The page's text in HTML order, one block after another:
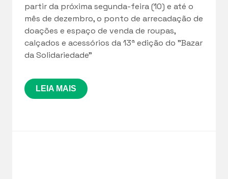
partir da próxima segunda-feira (10) e até o
mês de dezembro, o ponto de arrecadação de
doações e espaço de venda de roupas,
calçados e acessórios da 13ª edição do "Bazar
da Solidariedade”
LEIA MAIS